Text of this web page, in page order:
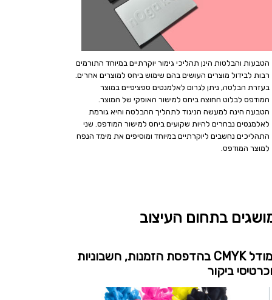
הטבעות והבלטות הינן תהליכי גימור יוקרתיים במיוחד התורמים
רבות לבידול מוצרים העושים בהם שימוש ביחס למוצרים אחרים.
בעזרת הבלטה, ניתן לגרום לאלמנטים ספציפיים במוצר
המודפס לבלוט החוצה ביחס למישור האופקי של המוצר.
הטבעה הינה למעשה הניגוד לתהליך ההבלטה והיא גורמת
לאלמנטים נבחרים להיות שקועים ביחס למישור המודפס. שני
התהליכים נחשבים ליוקרתיים במיוחד ומוסיפים את מימד הנפח
למוצר המודפס.
בתחום העיצוב
מודל CMYK בהדפסת הזמנות, חשבוניות
וכרטיסי ביקור